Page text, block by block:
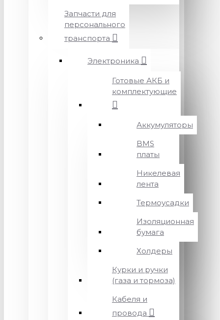
Запчасти для
персонального
транспорта
Электроника
Готовые АКБ и
комплектующие
Аккумуляторы
BMS
платы
Никелевая
лента
Термоусадки
Изоляционная
бумага
Холдеры
Курки и ручки
(газа и тормоза)
Кабеля и
провода